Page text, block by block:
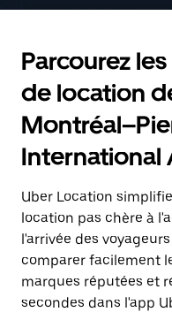
et
sélectionner
une
date.
Appuyez
sur
la
d'échappement
pour
fermer
le
calendrier.
avec
calendrier
sélectionner
date.
sur
la
touche
d'échappement
pour
fermer
le
calendrier.
Parcourez
de location
International
Uber Location
location pas chère à
l'arrivée des
comparer facilement
marques réputées et
secondes dans l'app